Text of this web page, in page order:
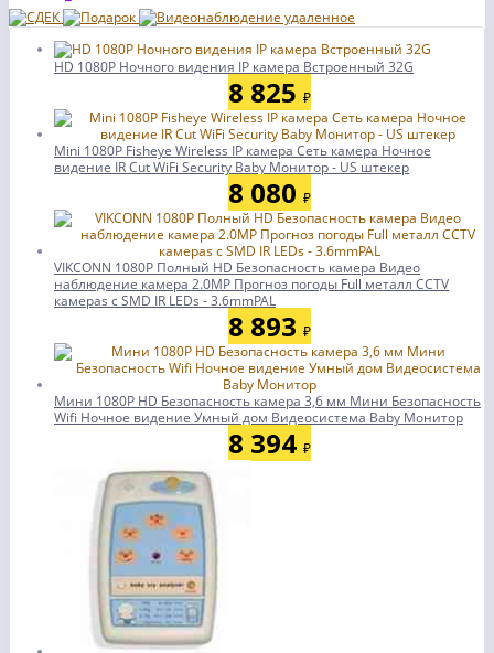
HD 1080P Ночного видения IP камера Встроенный 32G
8 825 ₽
Mini 1080P Fisheye Wireless IP камера Сеть камера Ночное
видение IR Cut WiFi Security Baby Монитор - US штекер
8 080 ₽
VIKCONN 1080P Полный HD Безопасность камера Видео
наблюдение камера 2.0MP Прогноз погоды Full металл CCTV
камераs с SMD IR LEDs - 3.6mmPAL
8 893 ₽
Мини 1080P HD Безопасность камера 3,6 мм Мини Безопасность
Wifi Ночное видение Умный дом Видеосистема Baby Монитор
8 394 ₽